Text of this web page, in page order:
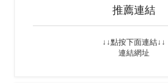
推薦連結
↓↓點按下面連結↓↓
連結網址